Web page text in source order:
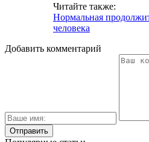
Читайте также:
Нормальная
человека
Добавить комментарий